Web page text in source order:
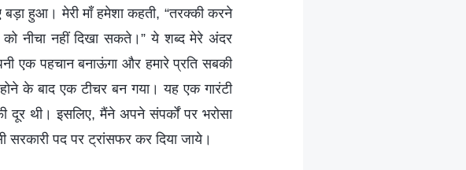
हुआ। मेरी माँ हमेशा कहती, “तरक्की करने
नीचा नहीं दिखा सकते।” ये शब्द मेरे अंदर
एक पहचान बनाऊंगा और हमारे प्रति सबकी
के बाद एक टीचर बन गया। यह एक गारंटी
थी। इसलिए, मैंने अपने संपर्कों पर भरोसा
पद पर ट्रांसफर कर दिया जाये।